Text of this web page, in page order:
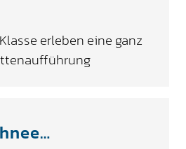
erleben eine ganz